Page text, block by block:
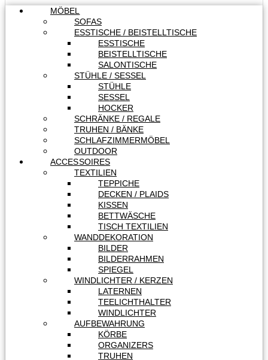
MÖBEL
SOFAS
ESSTISCHE / BEISTELLTISCHE
ESSTISCHE
BEISTELLTISCHE
SALONTISCHE
STÜHLE / SESSEL
STÜHLE
SESSEL
HOCKER
SCHRÄNKE / REGALE
TRUHEN / BÄNKE
SCHLAFZIMMERMÖBEL
OUTDOOR
ACCESSOIRES
TEXTILIEN
TEPPICHE
DECKEN / PLAIDS
KISSEN
BETTWÄSCHE
TISCH TEXTILIEN
WANDDEKORATION
BILDER
BILDERRAHMEN
SPIEGEL
WINDLICHTER / KERZEN
LATERNEN
TEELICHTHALTER
WINDLICHTER
AUFBEWAHRUNG
KÖRBE
ORGANIZERS
TRUHEN